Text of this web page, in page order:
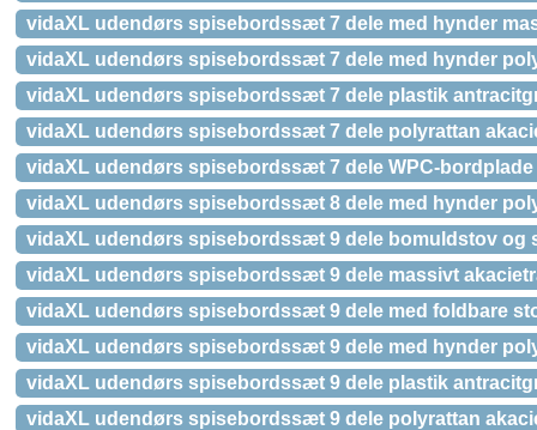
vidaXL udendørs spisebordssæt 7 dele med hynder
vidaXL udendørs spisebordssæt 7 dele med hynder
vidaXL udendørs spisebordssæt 7 dele plastik
vidaXL udendørs spisebordssæt 7 dele polyrattan
vidaXL udendørs spisebordssæt 7 dele WPC-
vidaXL udendørs spisebordssæt 8 dele med hynder
vidaXL udendørs spisebordssæt 9 dele bomuldstov og
vidaXL udendørs spisebordssæt 9 dele massivt
vidaXL udendørs spisebordssæt 9 dele med foldbare
vidaXL udendørs spisebordssæt 9 dele med hynder
vidaXL udendørs spisebordssæt 9 dele plastik
vidaXL udendørs spisebordssæt 9 dele polyrattan